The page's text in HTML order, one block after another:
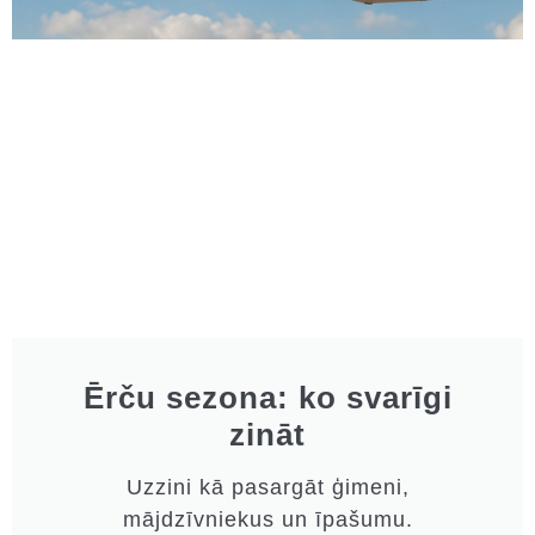
Ērču sezona: ko svarīgi
zināt
Uzzini kā pasargāt ģimeni,
mājdzīvniekus un īpašumu.